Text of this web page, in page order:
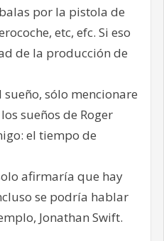
por la pistola de
etc, efc. Si eso
de la producción de
sólo mencionare
sueños de Roger
el tiempo de
afirmaría que hay
se podría hablar
Jonathan Swift.